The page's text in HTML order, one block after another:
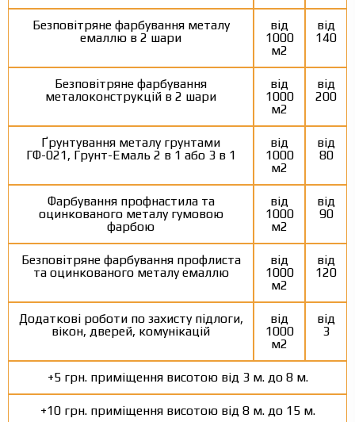
Безповітряне фарбування металу
емаллю в 2 шари
від
1000
м2
від
140
Безповітряне фарбування
металоконструкцій в 2 шари
від
1000
м2
від
200
Ґрунтування металу грунтами
ГФ-021, Грунт-Емаль 2 в 1 або 3 в 1
від
1000
м2
від
80
Фарбування профнастила та
оцинкованого металу гумовою
фарбою
від
1000
м2
від
90
Безповітряне фарбування профлиста
та оцинкованого металу емаллю
від
1000
м2
від
120
Додаткові роботи по захисту підлоги,
вікон, дверей, комунікацій
від
1000
м2
від
3
+5 грн. приміщення висотою від 3 м. до 8 м.
+10 грн. приміщення висотою від 8 м. до 15 м.